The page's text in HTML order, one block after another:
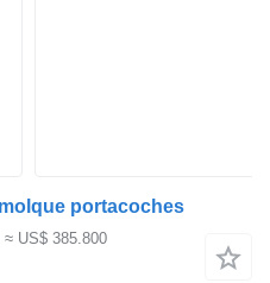
portacoches
≈ US$ 385.800